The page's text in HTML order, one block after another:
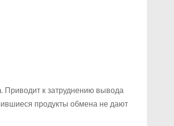
Приводит к затруднению вывода
продукты обмена не дают